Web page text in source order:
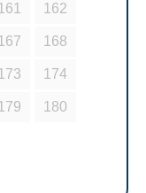
162
168
174
180